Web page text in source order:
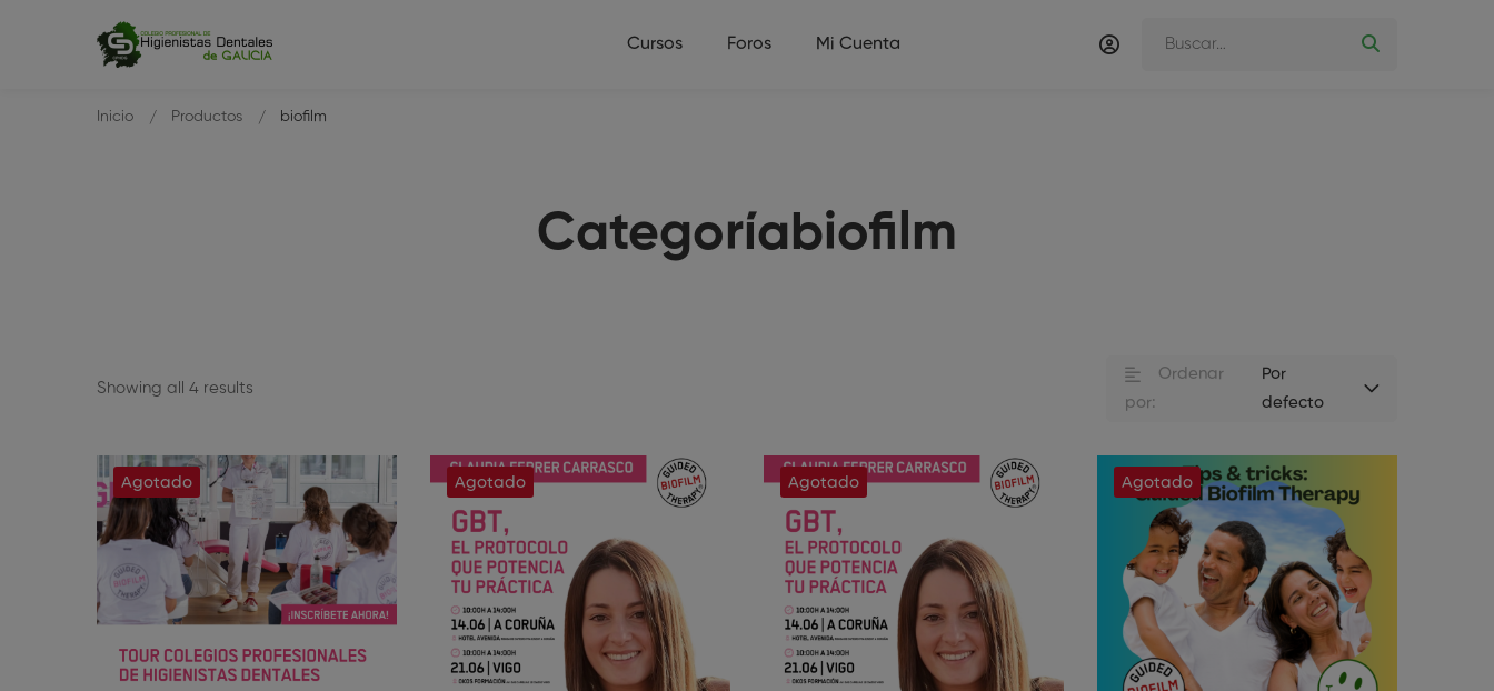
Cursos Foros Mi Cuenta
Categoríabiofilm
Inicio Productos biofilm
Showing all 4 results
Ordenar
por:
Por
defecto
Agotado Agotado Agotado Agotado